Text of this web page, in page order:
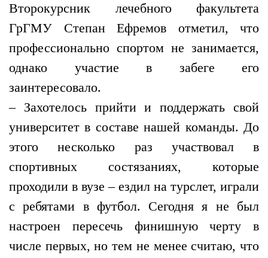
Второкурсник лечебного факультета
ГрГМУ Степан Ефремов отметил, что
профессионально спортом не занимается,
однако участие в забеге его
заинтересовало.
– Захотелось прийти и поддержать свой
университет в составе нашей команды. До
этого несколько раз участвовал в
спортивных состязаниях, которые
проходили в вузе – ездил на турслет, играли
с ребятами в футбол. Сегодня я не был
настроен пересечь финишную черту в
числе первых, но тем не менее считаю, что